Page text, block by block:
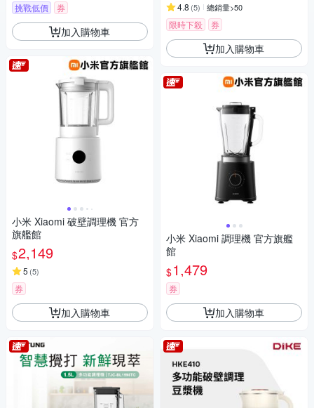
挑戰低價 券
加入購物車
小米 Xiaomi 破壁調理機 官方
旗艦館
$2,149
5 (5)
券
加入購物車
4.8 (5) 總銷量>50
限時下殺 券
加入購物車
小米 Xiaomi 調理機 官方旗艦
館
$1,479
券
加入購物車